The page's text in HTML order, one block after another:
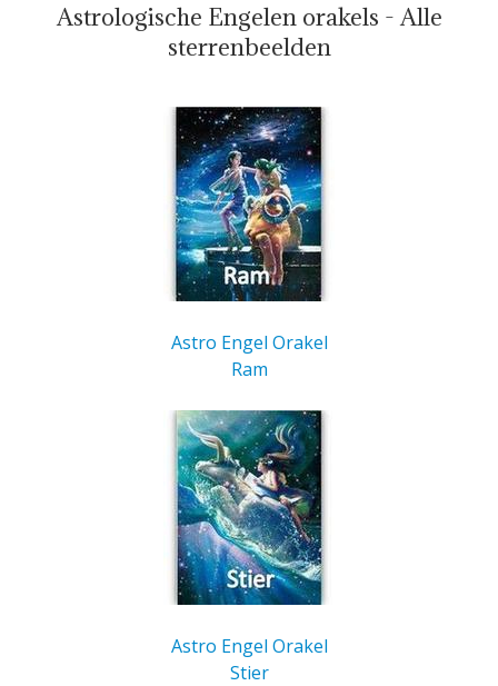
Astrologische Engelen orakels - Alle
sterrenbeelden
Astro Engel Orakel
Ram
Astro Engel Orakel
Stier